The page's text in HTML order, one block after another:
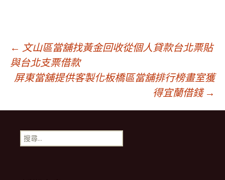
文
章
導
航
← 文山區當舖找黃金回收從個人貸款台北票貼
與台北支票借款
屏東當舖提供客製化板橋區當舖排行榜畫室獲
得宜蘭借錢 →
搜
尋